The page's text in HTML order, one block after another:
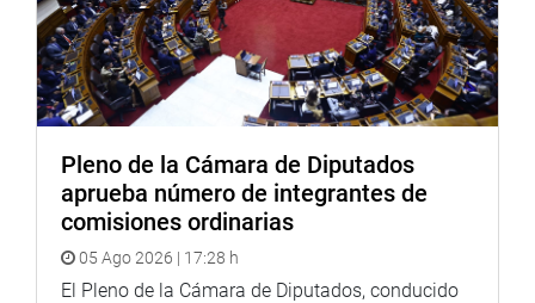
Pleno de la Cámara de Diputados
aprueba número de integrantes de
comisiones ordinarias
05 Ago 2026 | 17:28 h
El Pleno de la Cámara de Diputados, conducido